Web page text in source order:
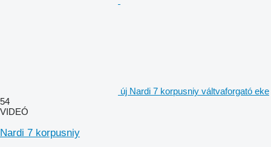
új Nardi 7 korpusniy váltvaforgató eke
54
VIDEÓ
Nardi 7 korpusniy